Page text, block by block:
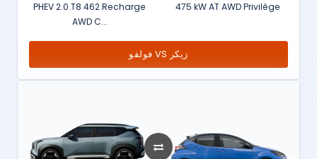
PHEV 2.0 T8 462 Recharge
AWD C...
475 kW AT AWD Privilège
فولفو VS زيكر